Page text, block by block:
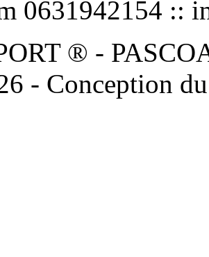
0631942154 ::
® -
- Conception